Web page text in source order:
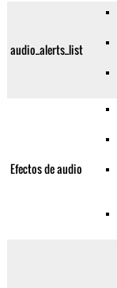
audio_alerts_list
Efectos de audio